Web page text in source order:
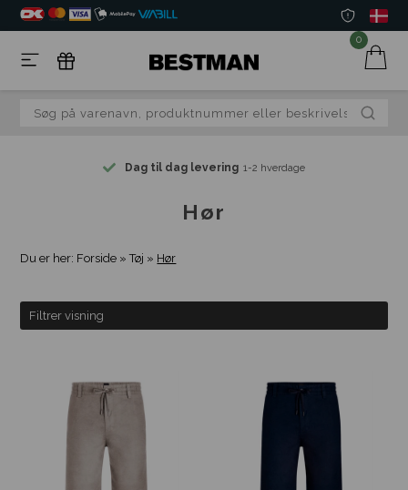
0
Dag til dag levering 1-2 hverdage
Hør
Du er her: Forside »Tøj » Hør
Filtrer visning